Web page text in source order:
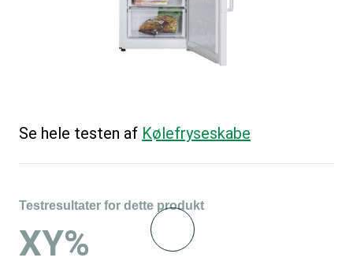
Se hele testen af Kølefryseskabe
Testresultater for dette produkt
XY%